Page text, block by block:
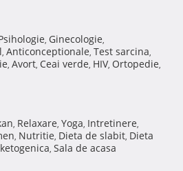
, Ginecologie,
, Anticonceptionale, Test sarcina,
, Avort, Ceai verde, HIV, Ortopedie,
, Relaxare, Yoga, Intretinere,
, Nutritie, Dieta de slabit, Dieta
, Sala de acasa